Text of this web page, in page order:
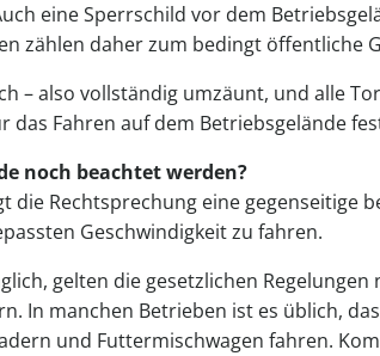
eine Sperrschild vor dem
zählen daher zum bedingt öffentliche
– also vollständig umzäunt, und alle
das Fahren auf dem Betriebsgelände
noch beachtet werden?
die Rechtsprechung eine gegenseitige
Geschwindigkeit zu fahren.
gelten die gesetzlichen
In manchen Betrieben ist es üblich,
und Futtermischwagen fahren.